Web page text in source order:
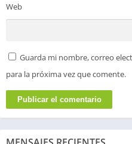
Web
Guarda mi nombre, correo
para la próxima vez que comente.